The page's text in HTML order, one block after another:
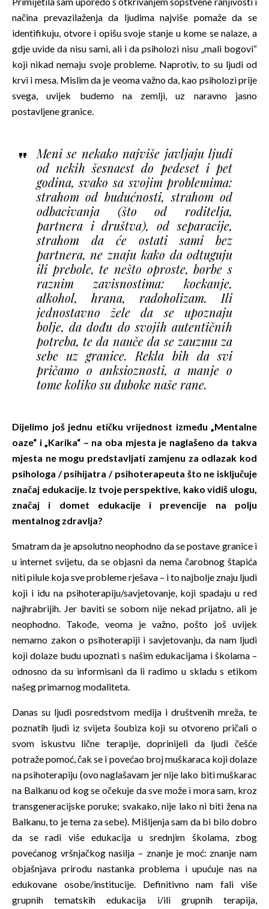
načina prevazilaženja da ljudima najviše pomaže da se
identifikuju, otvore i opišu svoje stanje u kome se nalaze, a
gdje uvide da nisu sami, ali i da psiholozi nisu „mali bogovi“
koji nikad nemaju svoje probleme. Naprotiv, to su ljudi od
krvi i mesa. Mislim da je veoma važno da, kao psiholozi prije
svega, uvijek budemo na zemlji, uz naravno jasno
postavljene granice.
Meni se nekako najviše javljaju ljudi
od nekih šesnaest do pedeset i pet
godina, svako sa svojim problemima:
strahom od budućnosti, strahom od
odbacivanja (što od roditelja,
partnera i društva), od separacije,
strahom da će ostati sami bez
partnera, ne znaju kako da odtuguju
ili prebole, te nešto oproste, borbe s
raznim zavisnostima: kockanje,
alkohol, hrana, radoholizam. Ili
jednostavno žele da se upoznaju
bolje, da dođu do svojih autentičnih
potreba, te da nauče da se zauzmu za
sebe uz granice. Rekla bih da svi
pričamo o anksioznosti, a manje o
tome koliko su duboke naše rane.
Dijelimo još jednu etičku vrijednost između „Mentalne
oaze“ i „Karika“ – na oba mjesta je naglašeno da takva
mjesta ne mogu predstavljati zamjenu za odlazak kod
psihologa / psihijatra / psihoterapeuta što ne isključuje
značaj edukacije. Iz tvoje perspektive, kako vidiš ulogu,
značaj i domet edukacije i prevencije na polju
mentalnog zdravlja?
Smatram da je apsolutno neophodno da se postave granice i
u internet svijetu, da se objasni da nema čarobnog štapića
niti pilule koja sve probleme rješava – i to najbolje znaju ljudi
koji i idu na psihoterapiju/savjetovanje, koji spadaju u red
najhrabrijih. Jer baviti se sobom nije nekad prijatno, ali je
neophodno. Takođe, veoma je važno, pošto još uvijek
nemamo zakon o psihoterapiji i savjetovanju, da nam ljudi
koji dolaze budu upoznati s našim edukacijama i školama –
odnosno da su informisani da li radimo u skladu s etikom
našeg primarnog modaliteta.
Danas su ljudi posredstvom medija i društvenih mreža, te
poznatih ljudi iz svijeta šoubiza koji su otvoreno pričali o
svom iskustvu lične terapije, doprinijeli da ljudi češće
potraže pomoć, čak se i povećao broj muškaraca koji dolaze
na psihoterapiju (ovo naglašavam jer nije lako biti muškarac
na Balkanu od kog se očekuje da sve može i mora sam, kroz
transgeneracijske poruke; svakako, nije lako ni biti žena na
Balkanu, to je tema za sebe). Mišljenja sam da bi bilo dobro
da se radi više edukacija u srednjim školama, zbog
povećanog vršnjačkog nasilja – znanje je moć: znanje nam
objašnjava prirodu nastanka problema i upućuje nas na
edukovane osobe/institucije. Definitivno nam fali više
grupnih tematskih edukacija i/ili grupnih terapija,